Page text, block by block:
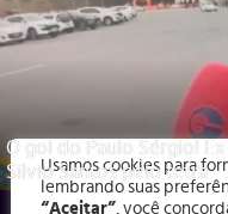
O gol do Paulo Sérgio!
Silvio Santos pelo tetra
Usamos cookies para
lembrando suas
“Aceitar”, você